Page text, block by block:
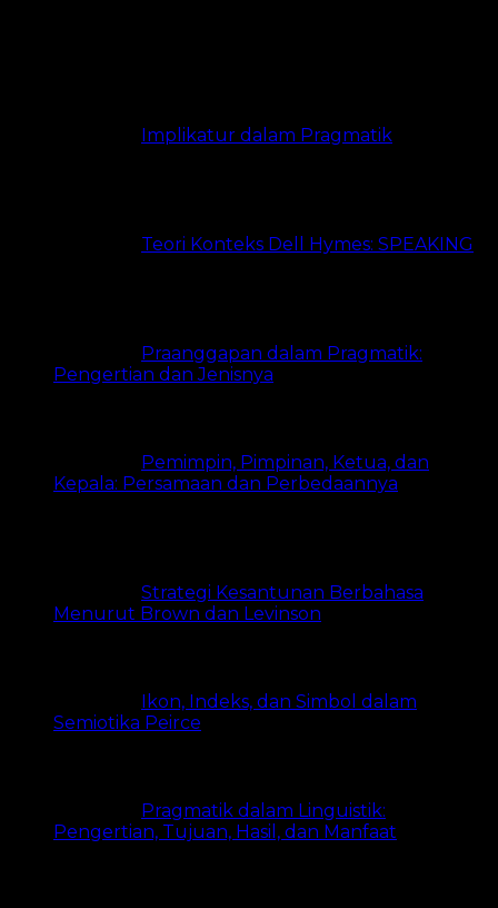
Implikatur dalam Pragmatik
Teori Konteks Dell Hymes: SPEAKING
Praanggapan dalam Pragmatik:
Pengertian dan Jenisnya
Pemimpin, Pimpinan, Ketua, dan
Kepala: Persamaan dan Perbedaannya
Strategi Kesantunan Berbahasa
Menurut Brown dan Levinson
Ikon, Indeks, dan Simbol dalam
Semiotika Peirce
Pragmatik dalam Linguistik:
Pengertian, Tujuan, Hasil, dan Manfaat